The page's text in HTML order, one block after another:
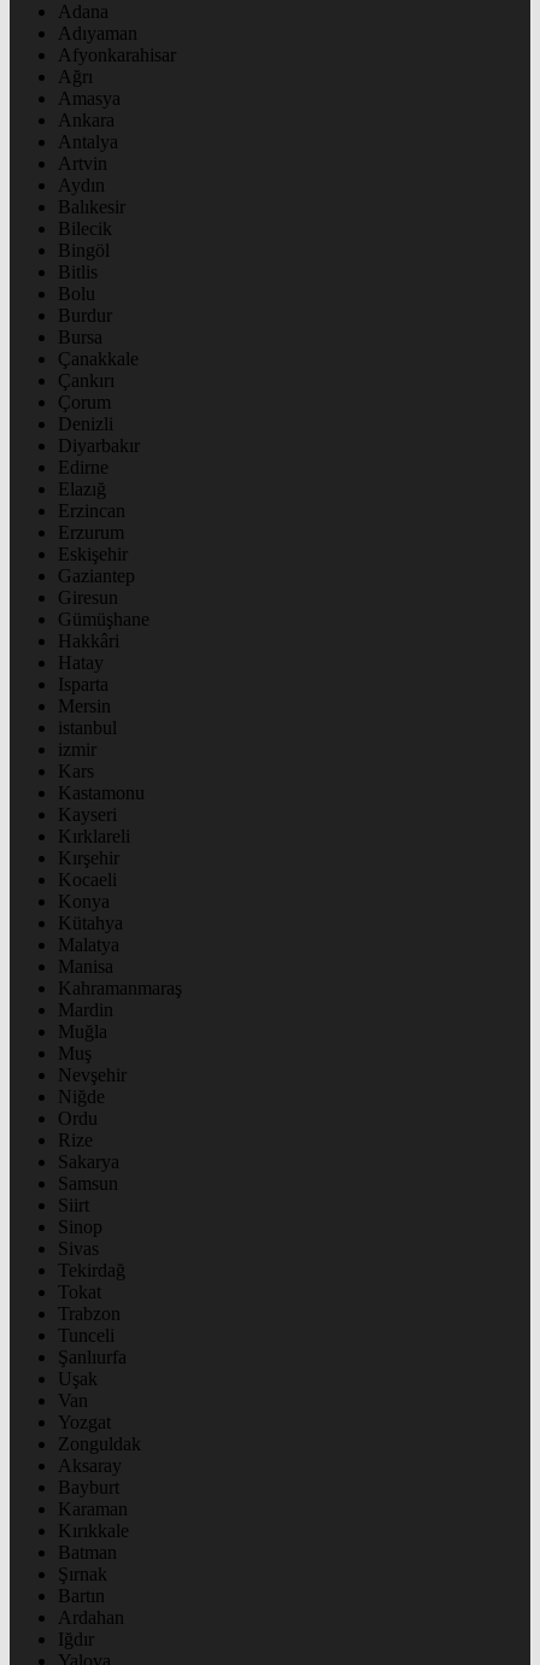
Adana
Adıyaman
Afyonkarahisar
Ağrı
Amasya
Ankara
Antalya
Artvin
Aydın
Balıkesir
Bilecik
Bingöl
Bitlis
Bolu
Burdur
Bursa
Çanakkale
Çankırı
Çorum
Denizli
Diyarbakır
Edirne
Elazığ
Erzincan
Erzurum
Eskişehir
Gaziantep
Giresun
Gümüşhane
Hakkâri
Hatay
Isparta
Mersin
istanbul
izmir
Kars
Kastamonu
Kayseri
Kırklareli
Kırşehir
Kocaeli
Konya
Kütahya
Malatya
Manisa
Kahramanmaraş
Mardin
Muğla
Muş
Nevşehir
Niğde
Ordu
Rize
Sakarya
Samsun
Siirt
Sinop
Sivas
Tekirdağ
Tokat
Trabzon
Tunceli
Şanlıurfa
Uşak
Van
Yozgat
Zonguldak
Aksaray
Bayburt
Karaman
Kırıkkale
Batman
Şırnak
Bartın
Ardahan
Iğdır
Yalova